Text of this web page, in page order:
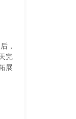
，
完
展